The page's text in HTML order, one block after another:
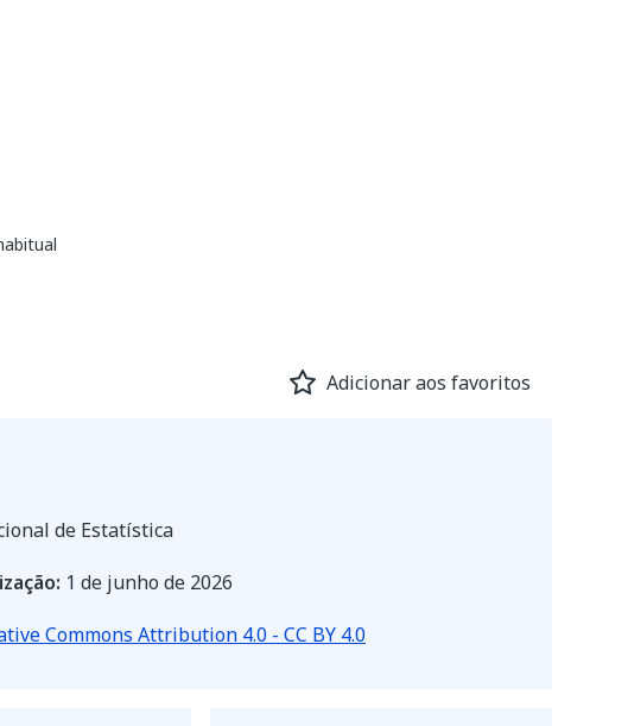
Adicionar aos favoritos
de Estatística
1 de junho de 2026
Commons Attribution 4.0 - CC BY 4.0